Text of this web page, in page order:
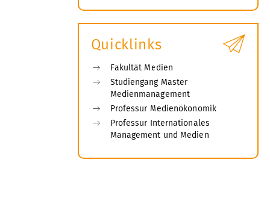
öffnen
Quicklinks
Fakultät Medien
Studiengang Master
Medienmanagement
Professur Medienökonomik
Professur Internationales
Management und Medien